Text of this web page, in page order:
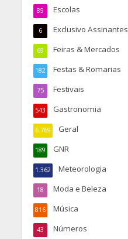
Escolas
89
Exclusivo Assinantes
6
Feiras & Mercados
69
Festas & Romarias
182
Festivais
75
Gastronomia
543
Geral
6.769
GNR
189
Meteorologia
1.362
Moda e Beleza
18
Música
816
Números
43